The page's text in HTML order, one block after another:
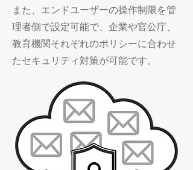
また、エンドユーザーの操作制限を管
理者側で設定可能で、企業や官公庁、
教育機関それぞれのポリシーに合わせ
たセキュリティ対策が可能です。